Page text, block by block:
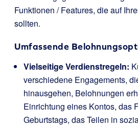
Funktionen / Features, die auf
sollten.
Umfassende
Vielseitige Verdienstregeln:
verschiedene Engagements,
hinausgehen, Belohnungen
Einrichtung eines Kontos, das
Geburtstags, das Teilen in